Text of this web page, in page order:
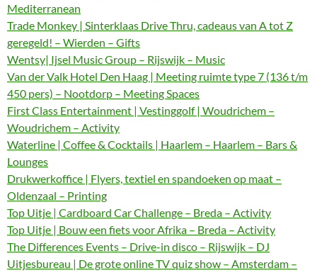
Mediterranean
Trade Monkey | Sinterklaas Drive Thru, cadeaus van A tot Z
geregeld! – Wierden – Gifts
Wentsy| Ijsel Music Group – Rijswijk – Music
Van der Valk Hotel Den Haag | Meeting ruimte type 7 (136 t/m
450 pers) – Nootdorp – Meeting Spaces
First Class Entertainment | Vestinggolf | Woudrichem –
Woudrichem – Activity
Waterline | Coffee & Cocktails | Haarlem – Haarlem – Bars &
Lounges
Drukwerkoffice | Flyers, textiel en spandoeken op maat –
Oldenzaal – Printing
Top Uitje | Cardboard Car Challenge – Breda – Activity
Top Uitje | Bouw een fiets voor Afrika – Breda – Activity
The Differences Events – Drive-in disco – Rijswijk – DJ
Uitjesbureau | De grote online TV quiz show – Amsterdam –